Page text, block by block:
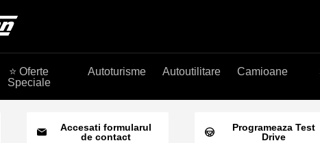
Accesati formularul
de contact
Programeaza Test
Drive
⭐ Oferte
Speciale
Autoturisme Autoutilitare Camioane